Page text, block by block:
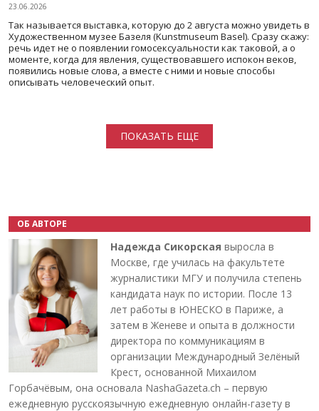
23.06.2026
Так называется выставка, которую до 2 августа можно увидеть в
Художественном музее Базеля (Kunstmuseum Basel). Сразу скажу:
речь идет не о появлении гомосексуальности как таковой, а о
моменте, когда для явления, существовавшего испокон веков,
появились новые слова, а вместе с ними и новые способы
описывать человеческий опыт.
ПОКАЗАТЬ ЕЩЕ
ОБ АВТОРЕ
Надежда Сикорская выросла в
Москве, где училась на факультете
журналистики МГУ и получила степень
кандидата наук по истории. После 13
лет работы в ЮНЕСКО в Париже, а
затем в Женеве и опыта в должности
директора по коммуникациям в
организации Международный Зелёный
Крест, основанной Михаилом
Горбачёвым, она основала NashaGazeta.ch – первую
ежедневную русскоязычную ежедневную онлайн-газету в